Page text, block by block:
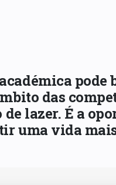
das
lazer. É a
uma vida